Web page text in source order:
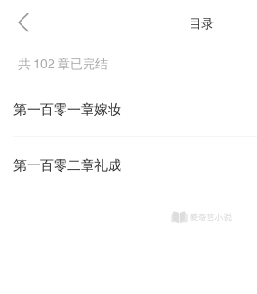
目录
共 102 章已完结
第一百零一章嫁妆
第一百零二章礼成